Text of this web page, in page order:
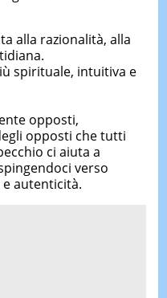
alla razionalità, alla
spirituale, intuitiva e
opposti,
opposti che tutti
ci aiuta a
verso
e autenticità.